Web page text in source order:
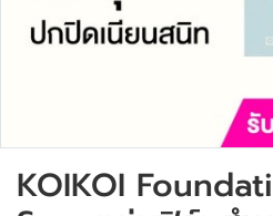
KOIKOI